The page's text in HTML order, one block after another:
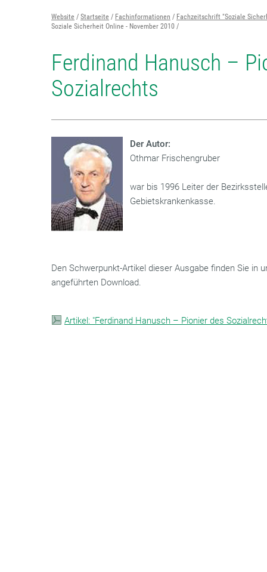
Website Startseite Fachinformationen
Fachzeitschrift "Soziale
Soziale Sicherheit Online - November 2010
Ferdinand Hanusch –
Sozialrechts
Der Autor:
Othmar Frischengruber
war bis 1996 Leiter der
Gebietskrankenkasse.
Den Schwerpunkt-Artikel dieser Ausgabe finden Sie in
angeführten Download.
Artikel: "Ferdinand Hanusch – Pionier des